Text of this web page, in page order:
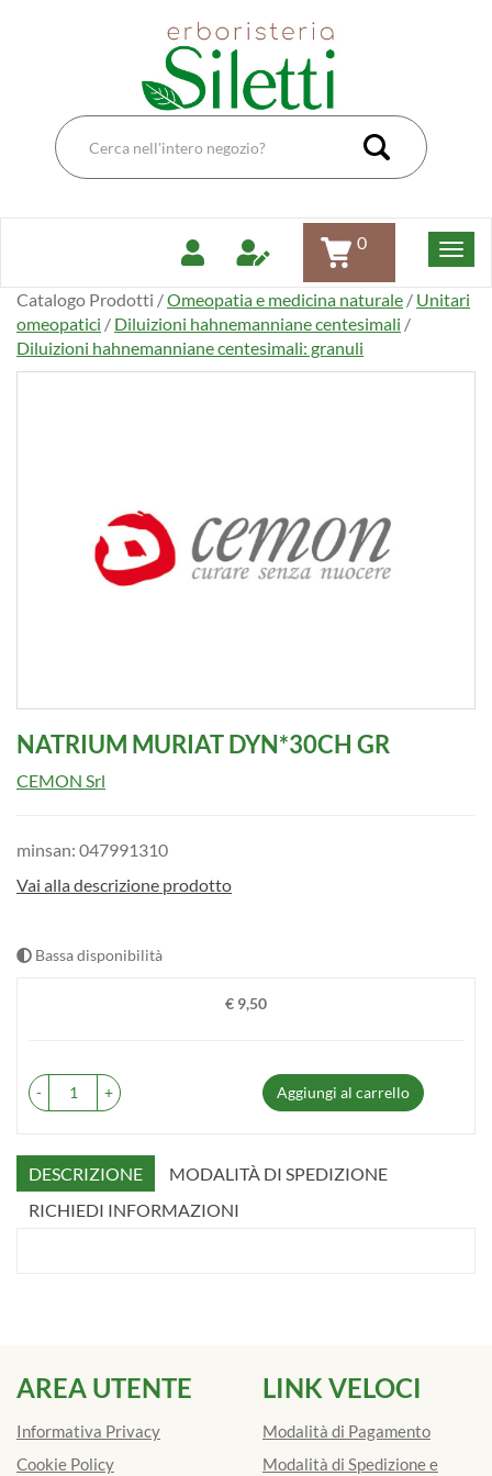
Cerca
Prodotto
Cerca
0
Catalogo Prodotti /Omeopatia e medicina naturale / Unitari
omeopatici / Diluizioni hahnemanniane centesimali /
Diluizioni hahnemanniane centesimali: granuli
NATRIUM MURIAT DYN*30CH GR
CEMON Srl
minsan: 047991310
Vai alla descrizione prodotto
Bassa disponibilità
Prezzo
€ 9,50
- + Aggiungi al carrello
DESCRIZIONE
MODALITÀ DI SPEDIZIONE
RICHIEDI INFORMAZIONI
AREA UTENTE
Informativa Privacy
Cookie Policy
LINK VELOCI
Modalità di Pagamento
Modalità di Spedizione e